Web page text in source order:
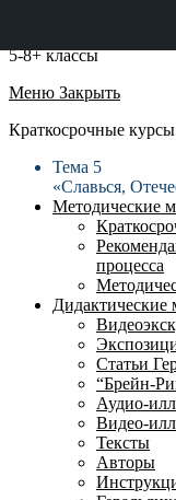
5-8+ классы
Меню Закрыть
Краткосрочные
Тема 5
«Славься,
Методические
процесса
Дидактические
Статьи
“Брейн-
Аудио-
Видео-
Тексты
Авторы